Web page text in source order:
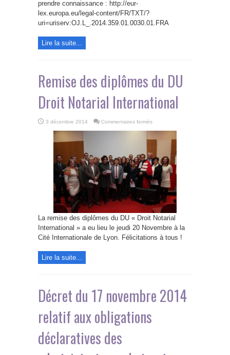
prendre connaissance : http://eur-
lex.europa.eu/legal-content/FR/TXT/?
uri=uriserv:OJ.L_.2014.359.01.0030.01.FRA
Lire la suite...
Remise des diplômes du DU
Droit Notarial International
3 décembre 2014 Commentaires fermés
des
Droit
Notarial
International
La remise des diplômes du DU « Droit Notarial
International » a eu lieu le jeudi 20 Novembre à la
Cité Internationale de Lyon. Félicitations à tous !
Lire la suite...
Décret du 17 novembre 2014
relatif aux obligations
déclaratives des